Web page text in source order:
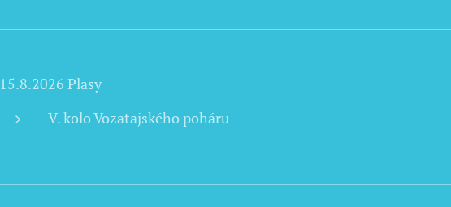
15.8.2026 Plasy
V. kolo Vozatajského poháru